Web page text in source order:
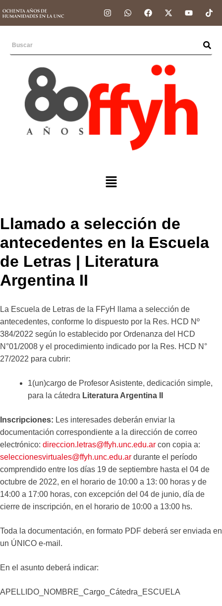
Llamado a selección de
antecedentes en la Escuela
de Letras | Literatura
Argentina II
La Escuela de Letras de la FFyH llama a selección de
antecedentes, conforme lo dispuesto por la Res. HCD Nº
384/2022 según lo establecido por Ordenanza del HCD
N°01/2008 y el procedimiento indicado por la Res. HCD N°
27/2022 para cubrir:
1(un)cargo de Profesor Asistente, dedicación simple,
para la cátedra Literatura Argentina II
Inscripciones: Les interesades deberán enviar la
documentación correspondiente a la dirección de correo
electrónico: direccion.letras@ffyh.unc.edu.ar con copia a:
seleccionesvirtuales@ffyh.unc.edu.ar durante el período
comprendido entre los días 19 de septiembre hasta el 04 de
octubre de 2022, en el horario de 10:00 a 13: 00 horas y de
14:00 a 17:00 horas, con excepción del 04 de junio, día de
cierre de inscripción, en el horario de 10:00 a 13:00 hs.
Toda la documentación, en formato PDF deberá ser enviada en
un ÚNICO e-mail.
En el asunto deberá indicar:
APELLIDO_NOMBRE_Cargo_Cátedra_ESCUELA